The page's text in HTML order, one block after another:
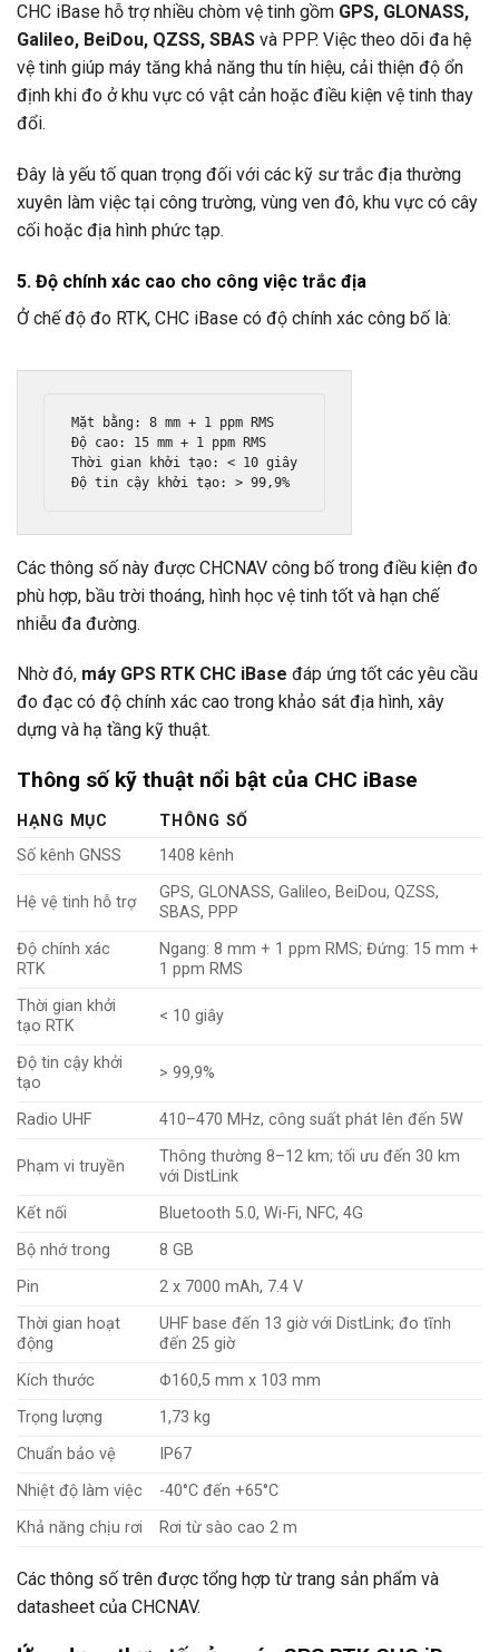
CHC iBase hỗ trợ nhiều chòm vệ tinh gồm GPS, GLONASS,
Galileo, BeiDou, QZSS, SBAS và PPP. Việc theo dõi đa hệ
vệ tinh giúp máy tăng khả năng thu tín hiệu, cải thiện độ ổn
định khi đo ở khu vực có vật cản hoặc điều kiện vệ tinh thay
đổi.
Đây là yếu tố quan trọng đối với các kỹ sư trắc địa thường
xuyên làm việc tại công trường, vùng ven đô, khu vực có cây
cối hoặc địa hình phức tạp.
5. Độ chính xác cao cho công việc trắc địa
Ở chế độ đo RTK, CHC iBase có độ chính xác công bố là:
Mặt bằng: 8 mm + 1 ppm RMS
Độ cao: 15 mm + 1 ppm RMS
Thời gian khởi tạo: < 10 giây
Độ tin cậy khởi tạo: > 99,9%
Các thông số này được CHCNAV công bố trong điều kiện đo
phù hợp, bầu trời thoáng, hình học vệ tinh tốt và hạn chế
nhiễu đa đường.
Nhờ đó, máy GPS RTK CHC iBase đáp ứng tốt các yêu cầu
đo đạc có độ chính xác cao trong khảo sát địa hình, xây
dựng và hạ tầng kỹ thuật.
Thông số kỹ thuật nổi bật của CHC iBase
HẠNG MỤC
THÔNG SỐ
Số kênh GNSS
1408 kênh
Hệ vệ tinh hỗ trợ
GPS, GLONASS, Galileo, BeiDou, QZSS,
SBAS, PPP
Độ chính xác
RTK
Ngang: 8 mm + 1 ppm RMS; Đứng: 15 mm +
1 ppm RMS
Thời gian khởi
tạo RTK
< 10 giây
Độ tin cậy khởi
tạo
> 99,9%
Radio UHF 410–470 MHz, công suất phát lên đến 5W
Phạm vi truyền
Thông thường 8–12 km; tối ưu đến 30 km
với DistLink
Kết nối
Bluetooth 5.0, Wi-Fi, NFC, 4G
Bộ nhớ trong
8 GB
Pin
2 x 7000 mAh, 7.4 V
Thời gian hoạt
động
UHF base đến 13 giờ với DistLink; đo tĩnh
đến 25 giờ
Kích thước
Φ160,5 mm x 103 mm
Trọng lượng
1,73 kg
Chuẩn bảo vệ
IP67
Nhiệt độ làm việc
-40°C đến +65°C
Khả năng chịu rơi
Rơi từ sào cao 2 m
Các thông số trên được tổng hợp từ trang sản phẩm và
datasheet của CHCNAV.